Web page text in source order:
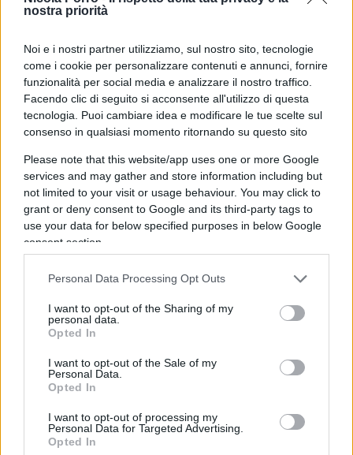
nostra priorità
Noi e i nostri partner utilizziamo, sul nostro sito, tecnologie
come i cookie per personalizzare contenuti e annunci, fornire
funzionalità per social media e analizzare il nostro traffico.
Facendo clic di seguito si acconsente all'utilizzo di questa
tecnologia. Puoi cambiare idea e modificare le tue scelte sul
consenso in qualsiasi momento ritornando su questo sito
Please note that this website/app uses one or more Google
services and may gather and store information including but
not limited to your visit or usage behaviour. You may click to
grant or deny consent to Google and its third-party tags to
use your data for below specified purposes in below Google
consent section.
Personal Data Processing Opt Outs
I want to opt-out of the Sharing of my
personal data.
Opted In
I want to opt-out of the Sale of my
Personal Data.
Opted In
I want to opt-out of processing my
Personal Data for Targeted Advertising.
Opted In
trasparenza e l’opportunità di tali spese,
giustificato l’investimento come supporto a un
evento di natura “istituzionale e non politica
“Sì, la manifestazione è stata pagata dal Comune”,
fanno sapere dallo staff di Gualtieri. “È tutto
regolare, e rientra nelle prerogative
dell’Amministrazione” essendo “una
manifestazione istituzionale e non politica,
promossa da sindaci di diversi schieramenti, a
sostegno dell’Unione europea”. Ma davvero lo era?
presente alla conferenza stampa di presentazione
dell’evento. Ai cronisti del
ha precisato che tutte le persone che hanno
parlato dal palco (star, cantanti, vip, intellettuali)
restano perplessità riguardo ad altri costi indiretti
che hanno gravato sul bilancio comunale, come le